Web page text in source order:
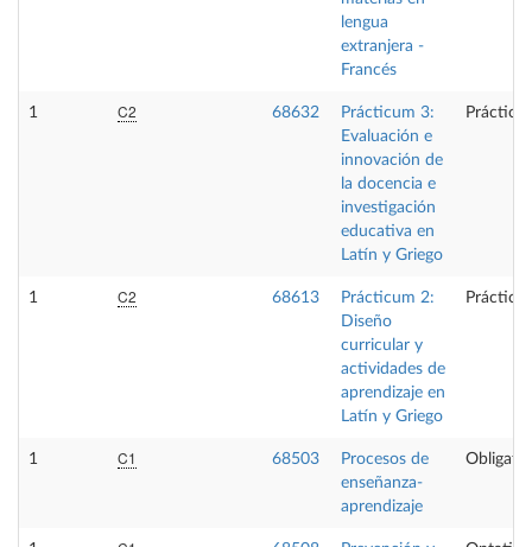
lengua
extranjera -
Francés
1 C2 68632
Prácticum 3:
Evaluación e
innovación de
la docencia e
investigación
educativa en
Latín y Griego
1 C2 68613
Prácticum 2:
Diseño
curricular y
actividades de
aprendizaje en
Latín y Griego
1 C1 68503
Procesos de
enseñanza-
aprendizaje